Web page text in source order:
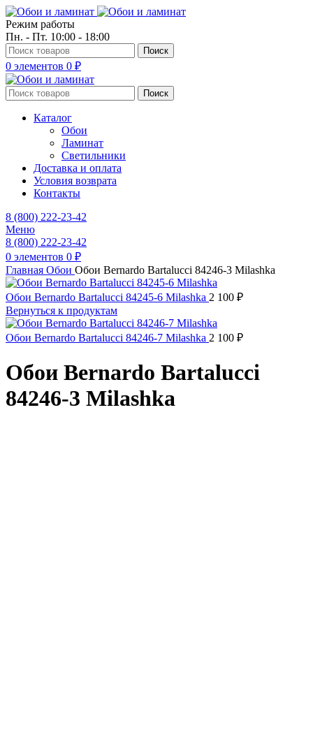
Режим работы
Пн. - Пт. 10:00 - 18:00
Поиск
0 элементов 0 ₽
Поиск
Каталог
Обои
Ламинат
Светильники
Доставка и оплата
Условия возврата
Контакты
8 (800) 222-23-42
Меню
8 (800) 222-23-42
0 элементов 0 ₽
Главная Обои Обои Bernardo Bartalucci 84246-3 Milashka
Обои Bernardo Bartalucci 84245-6 Milashka 2 100 ₽
Вернуться к продуктам
Обои Bernardo Bartalucci 84246-7 Milashka 2 100 ₽
Обои Bernardo Bartalucci
84246-3 Milashka